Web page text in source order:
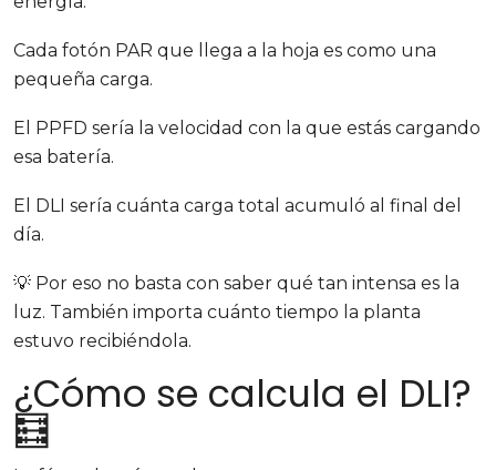
Cada fotón PAR que llega a la hoja es como una
pequeña carga.
El PPFD sería la velocidad con la que estás cargando
esa batería.
El DLI sería cuánta carga total acumuló al final del
día.
💡 Por eso no basta con saber qué tan intensa es la
luz. También importa cuánto tiempo la planta
estuvo recibiéndola.
¿Cómo se calcula el DLI?
🧮